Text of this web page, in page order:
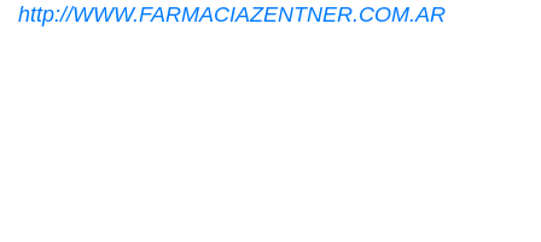
http://WWW.FARMACIAZENTNER.COM.AR